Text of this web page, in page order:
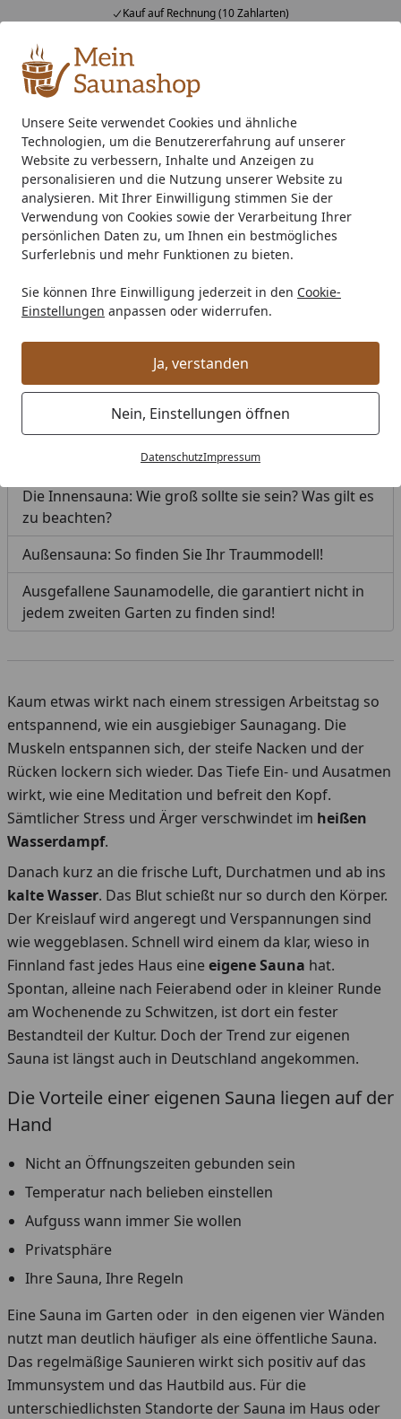
Unsere Seite verwendet Cookies und ähnliche
Technologien, um die Benutzererfahrung auf unserer
Website zu verbessern, Inhalte und Anzeigen zu
personalisieren und die Nutzung unserer Website zu
analysieren. Mit Ihrer Einwilligung stimmen Sie der
Verwendung von Cookies sowie der Verarbeitung Ihrer
persönlichen Daten zu, um Ihnen ein bestmögliches
Surferlebnis und mehr Funktionen zu bieten.
Sie können Ihre Einwilligung jederzeit in den Cookie-
Einstellungen anpassen oder widerrufen.
Ja, verstanden
Nein, Einstellungen öffnen
DatenschutzImpressum
Kauf auf Rechnung (10 Zahlarten)
Alle Produkte
Mein Konto
Suchen
Startseite
Eigene Sauna kaufen...
Entspannung pur: die Sauna für
Zuhause!
Lesezeit: 5 min.
Inhalt:
Die Vorteile einer eigenen Sauna liegen auf der
4 beliebte Saunen, mit denen Sie garantiert nichts
falsch machen!
Die Heimsauna im eigenen Badezimmer
Die Innensauna: Wie groß sollte sie sein? Was gilt es
zu beachten?
Außensauna: So finden Sie Ihr Traummodell!
Ausgefallene Saunamodelle, die garantiert nicht in
jedem zweiten Garten zu finden sind!
Kaum etwas wirkt nach einem stressigen Arbeitstag so
entspannend, wie ein ausgiebiger Saunagang. Die
Muskeln entspannen sich, der steife Nacken und der
Rücken lockern sich wieder. Das Tiefe Ein- und Ausatmen
wirkt, wie eine Meditation und befreit den Kopf.
Sämtlicher Stress und Ärger verschwindet im heißen
Wasserdampf.
Danach kurz an die frische Luft, Durchatmen und ab ins
kalte Wasser. Das Blut schießt nur so durch den Körper.
Der Kreislauf wird angeregt und Verspannungen sind
wie weggeblasen. Schnell wird einem da klar, wieso in
Finnland fast jedes Haus eineeigene Sauna hat.
Spontan, alleine nach Feierabend oder in kleiner Runde
am Wochenende zu Schwitzen, ist dort ein fester
Bestandteil der Kultur. Doch der Trend zur eigenen
Sauna ist längst auch in Deutschland angekommen.
Die Vorteile einer eigenen Sauna liegen auf der
Hand
Nicht an Öffnungszeiten gebunden sein
Temperatur nach belieben einstellen
Aufguss wann immer Sie wollen
Privatsphäre
Ihre Sauna, Ihre Regeln
Eine Sauna im Garten oder in den eigenen vier Wänden
nutzt man deutlich häufiger als eine öffentliche Sauna.
Das regelmäßige Saunieren wirkt sich positiv auf das
Immunsystem und das Hautbild aus. Für die
unterschiedlichsten Standorte der Sauna im Haus oder